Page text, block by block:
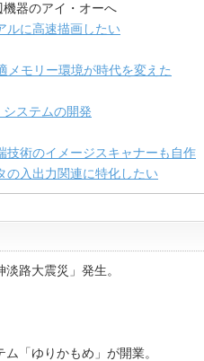
器のアイ・オーへ
ルに高速描画したい
メモリー環境が時代を変えた
ステムの開発
技術のイメージスキャナーも自作
の入出力関連に特化したい
路大震災」発生。
「ゆりかもめ」が開業。